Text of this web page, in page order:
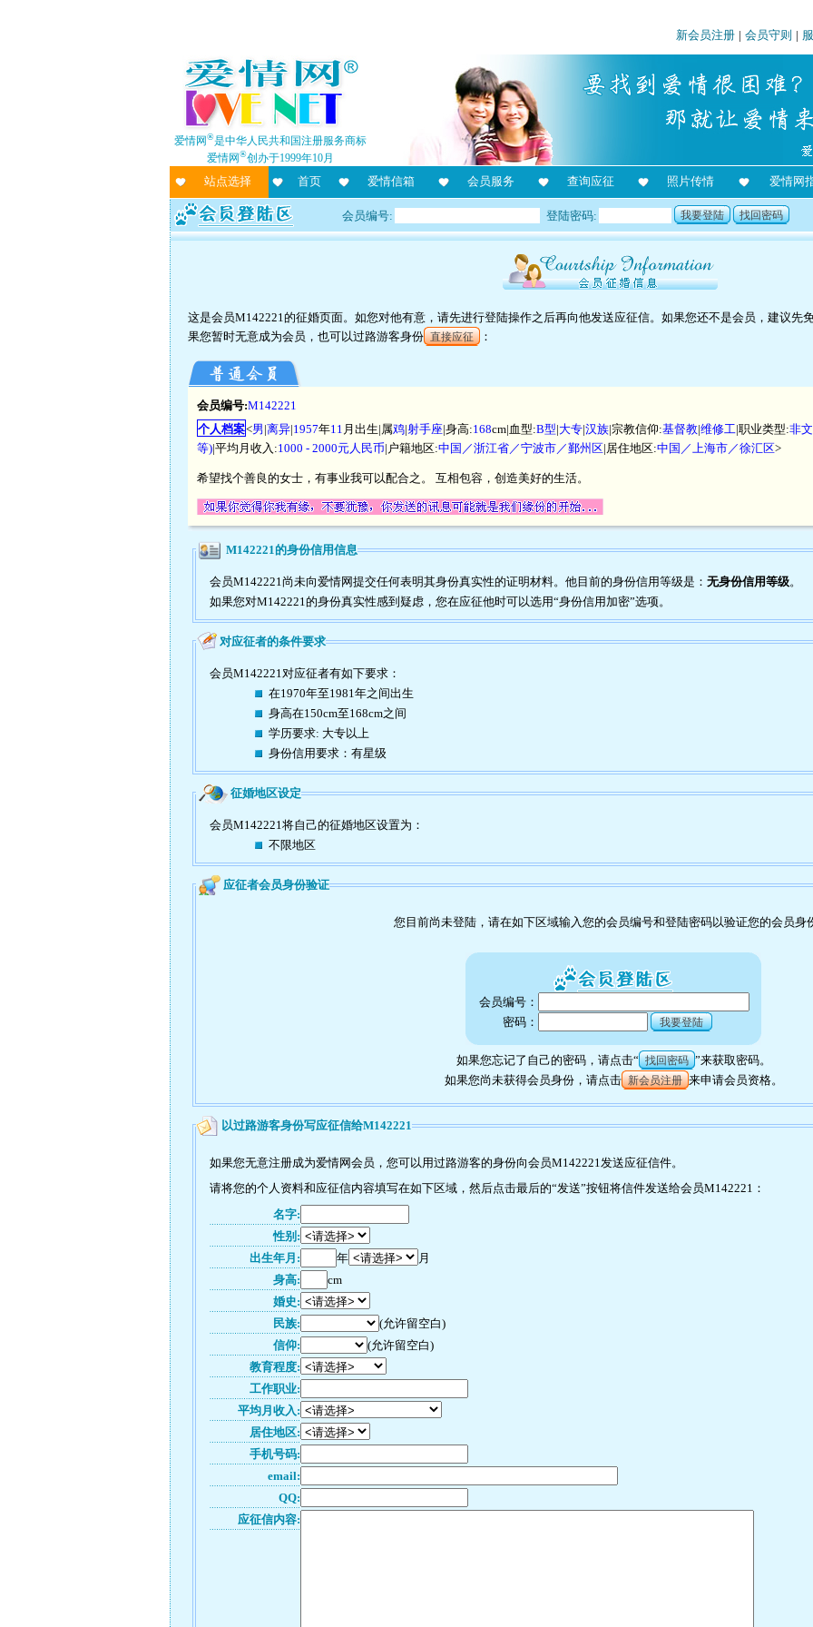
新会员注册 | 会员守则 |
爱情网®是中华人民共和国注册服务商标
爱情网®创办于1999年10月
站点选择 首页 爱情信箱 会员服务 查询应征 照片传情 爱情网
会员编号: 登陆密码: 我要登陆 找回密码
这是会员M142221的征婚页面。如您对他有意，请先进行登陆操作之后再向他发送应征信。如果您还不是会员，建议先
果您暂时无意成为会员，也可以过路游客身份 直接应征 ：
会员编号:M142221
个人档案<男|离异|1957年11 月出生|属鸡|射手座|身高:168cm|血型:B型|大专|汉族|宗教信仰:基督教|维修工|职业类型:非
等)|平均月收入:1000 - 2000元人民币|户籍地区:中国／浙江省／宁波市／鄞州区|居住地区:中国／上海市／徐汇区>
希望找个善良的女士，有事业我可以配合之。 互相包容，创造美好的生活。
M142221的身份信用信息
会员M142221尚未向爱情网提交任何表明其身份真实性的证明材料。他目前的身份信用等级是： 无身份信用等级。
如果您对M142221的身份真实性感到疑虑，您在应征他时可以选用“身份信用加密”选项。
对应征者的条件要求
会员M142221对应征者有如下要求：
在1970年至1981年之间出生
身高在150cm至168cm之间
学历要求: 大专以上
身份信用要求：有星级
征婚地区设定
会员M142221将自己的征婚地区设置为：
不限地区
应征者会员身份验证
您目前尚未登陆，请在如下区域输入您的会员编号和登陆密码以验证您的会员身
会员编号：
密码：
我要登陆
如果您忘记了自己的密码，请点击“ 找回密码 ”来获取密码。
如果您尚未获得会员身份，请点击 新会员注册 来申请会员资格。
以过路游客身份写应征信给M142221
如果您无意注册成为爱情网会员，您可以用过路游客的身份向会员M142221发送应征信件。
请将您的个人资料和应征信内容填写在如下区域，然后点击最后的“发送”按钮将信件发送给会员M142221：
名字:
性别:
出生年月:
年
月
身高:
cm
婚史:
民族:
(允许留空白)
信仰:
(允许留空白)
教育程度:
工作职业:
平均月收入:
居住地区:
手机号码:
email:
QQ:
应征信内容: